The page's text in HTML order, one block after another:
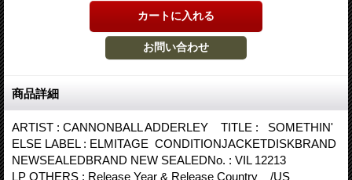
商品詳細
ARTIST : CANNONBALL ADDERLEY TITLE : SOMETHIN'
ELSE LABEL : ELMITAGE CONDITIONJACKETDISKBRAND
NEWSEALEDBRAND NEW SEALEDNo. : VIL 12213
LP OTHERS : Release Year & Release Country /US